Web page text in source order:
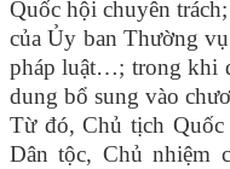
Quốc hội chuyên
của Ủy ban Thường
pháp luật…; trong khi
dung bổ sung vào
Từ đó, Chủ tịch
Dân tộc, Chủ nhiệm